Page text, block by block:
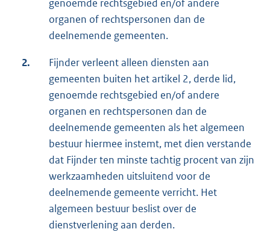
genoemde rechtsgebied en/of andere
organen of rechtspersonen dan de
deelnemende gemeenten.
2.
Fijnder verleent alleen diensten aan
gemeenten buiten het artikel 2, derde lid,
genoemde rechtsgebied en/of andere
organen en rechtspersonen dan de
deelnemende gemeenten als het algemeen
bestuur hiermee instemt, met dien verstande
dat Fijnder ten minste tachtig procent van zijn
werkzaamheden uitsluitend voor de
deelnemende gemeente verricht. Het
algemeen bestuur beslist over de
dienstverlening aan derden.